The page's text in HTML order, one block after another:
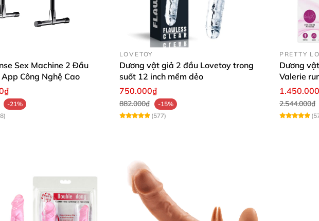
siêu mềm có rung điều khiển xa
điều khiển xa được làm hoàn toàn từ silicon cao cấp cho sự tương tác với cơ
công nghệ kích thích âm đạo và hậu môn một cách xuất sắc, góp phần
Sex Machine 2 Đầu
Công Nghệ Cao
-21%
LOVETOY
Dương vật giả 2 đầu Lovetoy trong
suốt 12 inch mềm dẻo
750.000₫
882.000₫
-15%
(577)
PRETTY
Dương
Valerie
2.544.000₫